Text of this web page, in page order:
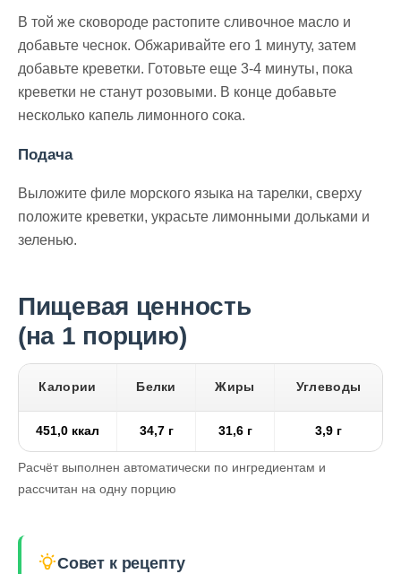
В той же сковороде растопите сливочное масло и
добавьте чеснок. Обжаривайте его 1 минуту, затем
добавьте креветки. Готовьте еще 3-4 минуты, пока
креветки не станут розовыми. В конце добавьте
несколько капель лимонного сока.
Подача
Выложите филе морского языка на тарелки, сверху
положите креветки, украсьте лимонными дольками и
зеленью.
Пищевая ценность
(на 1 порцию)
Калории Белки Жиры Углеводы
451,0 ккал 34,7 г 31,6 г 3,9 г
Расчёт выполнен автоматически по ингредиентам и
рассчитан на одну порцию
Совет к рецепту